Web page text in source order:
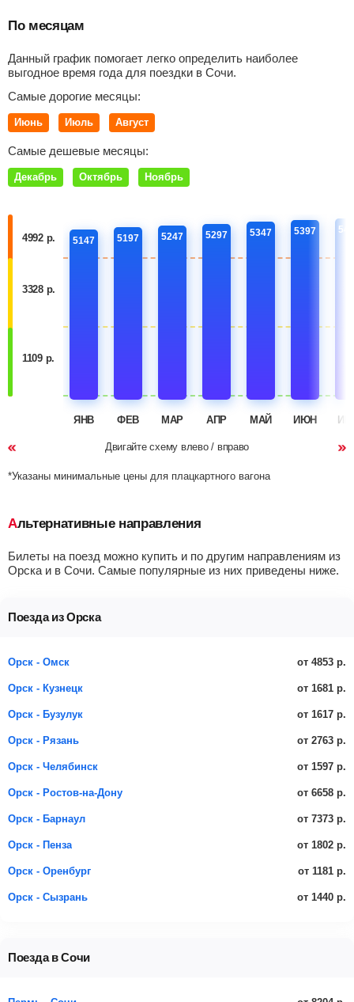
По месяцам
Данный график помогает легко определить наиболее
выгодное время года для поездки в Сочи.
Самые дорогие месяцы:
Июнь Июль Август
Самые дешевые месяцы:
Декабрь Октябрь Ноябрь
4992 р.
3328 р.
1109 р.
5147
ЯНВ
5197
ФЕВ
5247
МАР
5297
АПР
5347
МАЙ
5397
ИЮН
Двигайте схему влево / вправо
*Указаны минимальные цены для плацкартного вагона
Альтернативные направления
Билеты на поезд можно купить и по другим направлениям из
Орска и в Сочи. Самые популярные из них приведены ниже.
Поезда из Орска
Орск - Омск от 4853 р.
Орск - Кузнецк от 1681 р.
Орск - Бузулук от 1617 р.
Орск - Рязань от 2763 р.
Орск - Челябинск от 1597 р.
Орск - Ростов-на-Дону от 6658 р.
Орск - Барнаул от 7373 р.
Орск - Пенза от 1802 р.
Орск - Оренбург от 1181 р.
Орск - Сызрань от 1440 р.
Поезда в Сочи